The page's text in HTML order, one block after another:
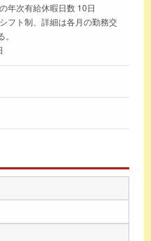
年次有給休暇日数 10日
フト制、詳細は各月の勤務交